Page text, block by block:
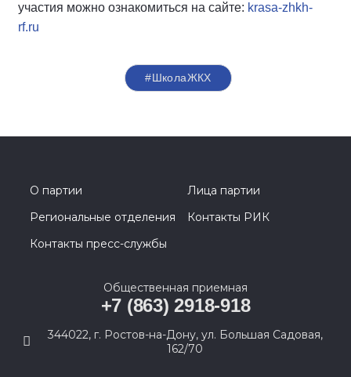
участия можно ознакомиться на сайте: krasa-zhkh-
rf.ru
#ШколаЖКХ
О партии
Лица партии
Региональные отделения
Контакты РИК
Контакты пресс-службы
Общественная приемная
+7 (863) 2918-918
344022, г. Ростов-на-Дону, ул. Большая Садовая,
162/70